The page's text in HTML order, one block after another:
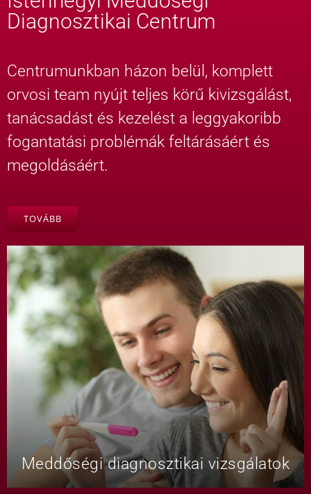
Diagnosztikai Centrum
Centrumunkban házon belül, komplett
orvosi team nyújt teljes körű kivizsgálást,
tanácsadást és kezelést a leggyakoribb
fogantatási problémák feltárásáért és
megoldásáért.
TOVÁBB
Meddőségi diagnosztikai vizsgálatok